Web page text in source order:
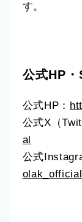
す。
公式HP・
公式HP：
公式X（
al
公式
olak_official